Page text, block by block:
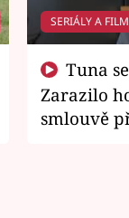
SERIÁLY A
Zarazilo
smlouvě